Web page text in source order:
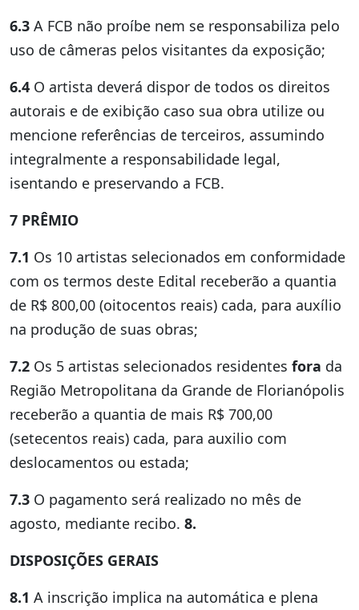
6.3 A FCB não proíbe nem se responsabiliza pelo
uso de câmeras pelos visitantes da exposição;
6.4 O artista deverá dispor de todos os direitos
autorais e de exibição caso sua obra utilize ou
mencione referências de terceiros, assumindo
integralmente a responsabilidade legal,
isentando e preservando a FCB.
7 PRÊMIO
7.1 Os 10 artistas selecionados em conformidade
com os termos deste Edital receberão a quantia
de R$ 800,00 (oitocentos reais) cada, para auxílio
na produção de suas obras;
7.2 Os 5 artistas selecionados residentes fora da
Região Metropolitana da Grande de Florianópolis
receberão a quantia de mais R$ 700,00
(setecentos reais) cada, para auxilio com
deslocamentos ou estada;
7.3 O pagamento será realizado no mês de
agosto, mediante recibo. 8.
DISPOSIÇÕES GERAIS
8.1 A inscrição implica na automática e plena